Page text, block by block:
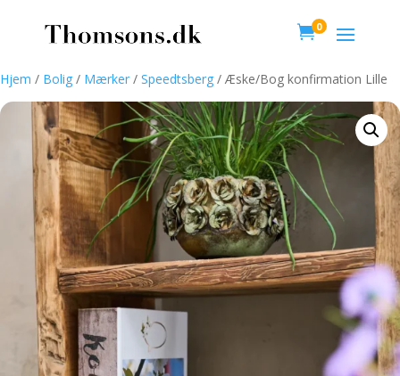
0
Hjem / Bolig / Mærker / Speedtsberg / Æske/Bog konfirmation Lille